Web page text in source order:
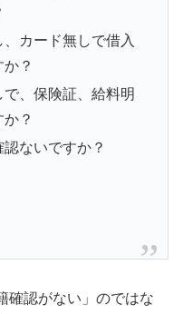
カード無しで借入
？
、保険証、給料明
？
ないですか？
確認がない」のではな